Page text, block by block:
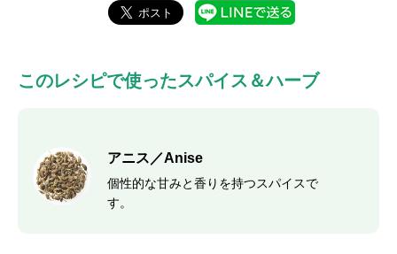
このレシピで使ったスパイス＆ハーブ
アニス／Anise
個性的な甘みと香りを持つスパイスで
す。